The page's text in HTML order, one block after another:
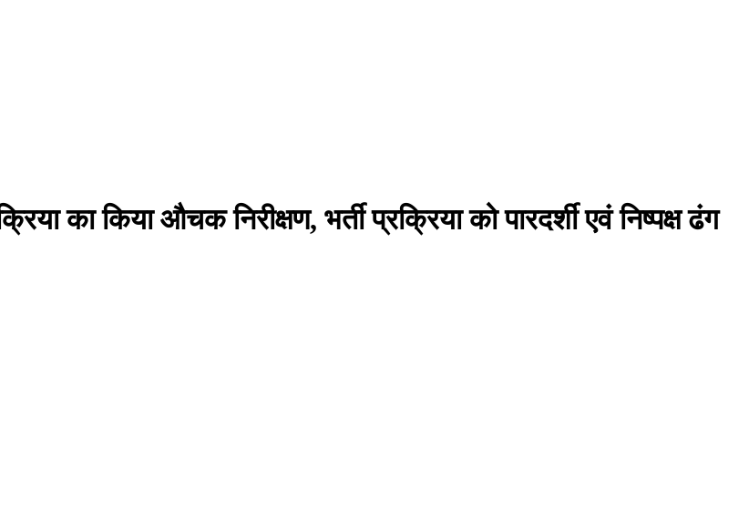
का किया औचक निरीक्षण, भर्ती प्रक्रिया को पारदर्शी एवं निष्पक्ष ढंग